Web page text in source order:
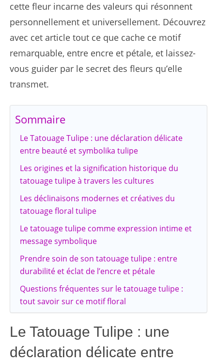
cette fleur incarne des valeurs qui résonnent
personnellement et universellement. Découvrez
avec cet article tout ce que cache ce motif
remarquable, entre encre et pétale, et laissez-
vous guider par le secret des fleurs qu’elle
transmet.
Sommaire
Le Tatouage Tulipe : une déclaration délicate
entre beauté et symbolika tulipe
Les origines et la signification historique du
tatouage tulipe à travers les cultures
Les déclinaisons modernes et créatives du
tatouage floral tulipe
Le tatouage tulipe comme expression intime et
message symbolique
Prendre soin de son tatouage tulipe : entre
durabilité et éclat de l’encre et pétale
Questions fréquentes sur le tatouage tulipe :
tout savoir sur ce motif floral
Le Tatouage Tulipe : une
déclaration délicate entre